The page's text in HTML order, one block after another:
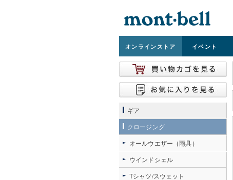
オンラインストア イベント
ギア
クロージング
オールウエザー（雨具）
ウインドシェル
Tシャツ/スウェット